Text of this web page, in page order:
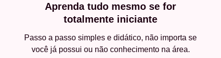
Aprenda tudo mesmo se for
totalmente iniciante
Passo a passo simples e didático, não importa se
você já possui ou não conhecimento na área.